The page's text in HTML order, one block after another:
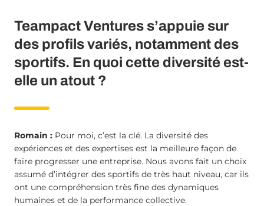
Teampact Ventures s’appuie sur
des profils variés, notamment des
sportifs. En quoi cette diversité est-
elle un atout ?
Romain : Pour moi, c’est la clé. La diversité des
expériences et des expertises est la meilleure façon de
faire progresser une entreprise. Nous avons fait un choix
assumé d’intégrer des sportifs de très haut niveau, car ils
ont une compréhension très fine des dynamiques
humaines et de la performance collective.